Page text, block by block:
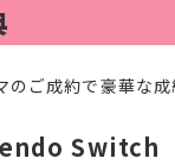
のご成約で豪華な
Switch